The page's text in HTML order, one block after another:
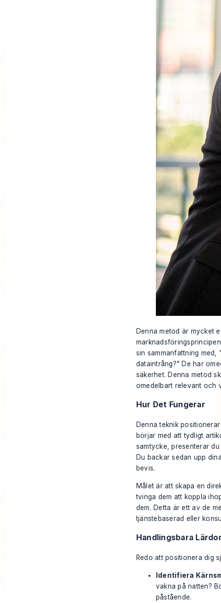
Denna metod är mycket
sin sammanfattning
dataintrång?" De har
säkerhet. Denna metod
omedelbart relevant och
Hur Det Fungerar
Denna teknik
börjar med att tydligt
samtycke, presenterar
Du backar sedan upp
bevis.
Målet är att skapa en
tvinga dem att koppla
dem. Detta är ett av de
tjänstebaserad eller
Handlingsbara
Redo att positionera dig
Identifiera
vakna på natten?
påstående.